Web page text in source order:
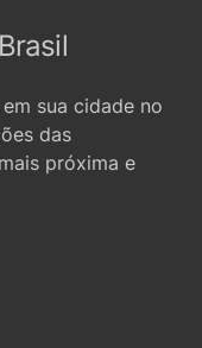
sua cidade no
das
próxima e